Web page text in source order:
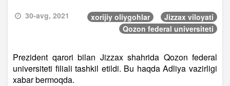
30-avg, 2021 xorijiy oliygohlar
Jizzax viloyati
Qozon federal universiteti
Prezident qarori bilan Jizzax shahrida Qozon federal
universiteti filiali tashkil etildi. Bu haqda Adliya vazirligi
xabar bermoqda.